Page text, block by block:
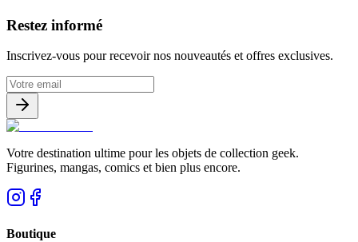
Restez informé
Inscrivez-vous pour recevoir nos nouveautés et offres exclusives.
Votre destination ultime pour les objets de collection geek.
Figurines, mangas, comics et bien plus encore.
Boutique